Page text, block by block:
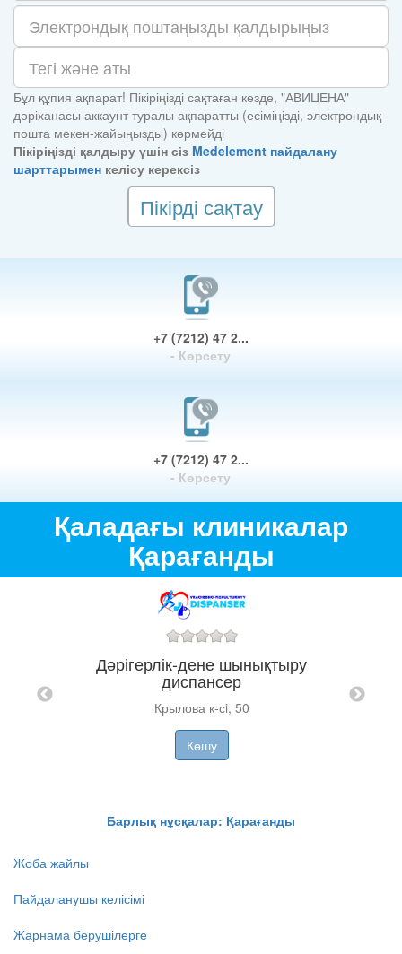
Бұл құпия ақпарат! Пікіріңізді сақтаған кезде, "АВИЦЕНА"
дәріханасы аккаунт туралы ақпаратты (есіміңізді, электрондық
пошта мекен-жайыңызды) көрмейді
Пікіріңізді қалдыру үшін сіз Medelement пайдалану
шарттарымен келісу керексіз
Пікірді сақтау
+7 (7212) 47 2...
- Көрсету
+7 (7212) 47 2...
- Көрсету
Қаладағы клиникалар
Қарағанды
Дәрігерлік-дене шынықтыру
диспансер
Крылова к-сi, 50
Көшу
Барлық нұсқалар: Қарағанды
Жоба жайлы
Пайдаланушы келісімі
Жарнама берушілерге